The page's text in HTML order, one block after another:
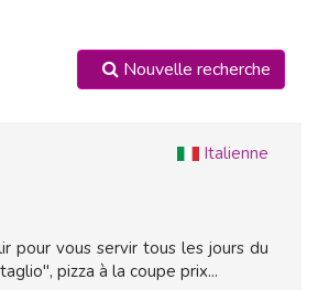
Nouvelle recherche
Italienne
pour vous servir tous les jours du
pizza à la coupe prix...